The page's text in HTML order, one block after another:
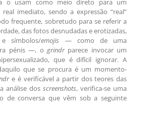
o usam como meio direto para um
imediato, sendo a expressão “real”
frequente, sobretudo para se referir a
das fotos desnudadas e erotizadas,
símbolos/emojis — como de uma
pénis —, o grindr parece invocar um
que é difícil ignorar. A
que se procura é um momento-
e é verificável a partir dos teores das
análise dos screenshots, verifica-se uma
de conversa que vêm sob a seguinte